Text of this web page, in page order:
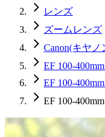
レンズ
ズームレンズ
Canon(キヤ
EF 100-
EF 100-
EF 100-